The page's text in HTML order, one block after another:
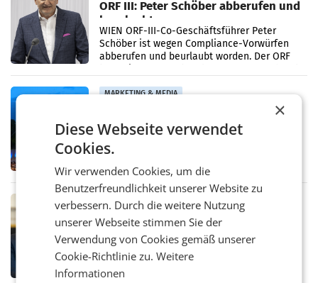
ORF III: Peter Schöber abberufen und
beurlaubt
WIEN ORF-III-Co-Geschäftsführer Peter
Schöber ist wegen Compliance-Vorwürfen
abberufen und beurlaubt worden. Der ORF
MARKETING & MEDIA
ORF-Kulturmatinee widmet sich 20
Jahren Grafenegg Festival und Peter
Am Sonntag, dem 9. August 2026, begleitet
Lillian Moschen das Publikum ab 9.05 Uhr
durch die ORF-„Kulturmatinee“. Die Sendung
startet mit der Dokumentation „20 Jahre
Grafenegg
MARKETING & MEDIA
APA-Comm-Ranking: Christian
Stocker mit höchster Medienpräsenz
im Juli
Das APA-Comm-Politik-Ranking untersucht
monatlich die Berichterstattung von zwölf
österreichischen Tageszeitungen und
×
Diese Webseite verwendet
Cookies.
Wir verwenden Cookies, um die
Benutzerfreundlichkeit unserer Website zu
verbessern. Durch die weitere Nutzung
unserer Webseite stimmen Sie der
Verwendung von Cookies gemäß unserer
Cookie-Richtlinie zu.Weitere
Informationen